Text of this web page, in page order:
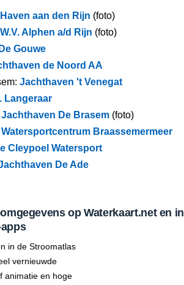
Haven aan den Rijn (foto)
W.V. Alphen a/d Rijn (foto)
Gouwe
de Noord AA
Jachthaven 't Venegat
Langeraar
Jachthaven De Brasem (foto)
Watersportcentrum Braassemermeer
Cleypoel Watersport
De Ade
op Waterkaart.net en in
in de Stroomatlas
vernieuwde
animatie en hoge